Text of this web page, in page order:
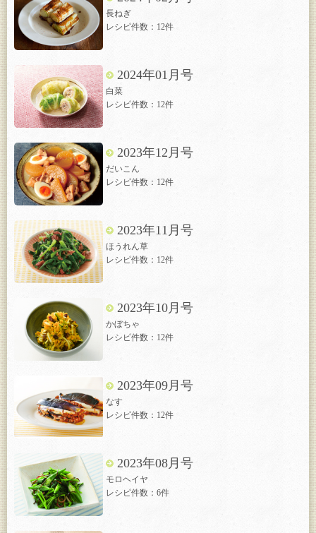
長ねぎ
レシピ件数：12件
2024年01月号
白菜
レシピ件数：12件
2023年12月号
だいこん
レシピ件数：12件
2023年11月号
ほうれん草
レシピ件数：12件
2023年10月号
かぼちゃ
レシピ件数：12件
2023年09月号
なす
レシピ件数：12件
2023年08月号
モロヘイヤ
レシピ件数：6件